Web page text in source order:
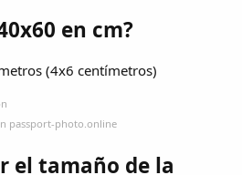
en cm?
(4x6 centímetros)
passport-photo.online
el tamaño de la